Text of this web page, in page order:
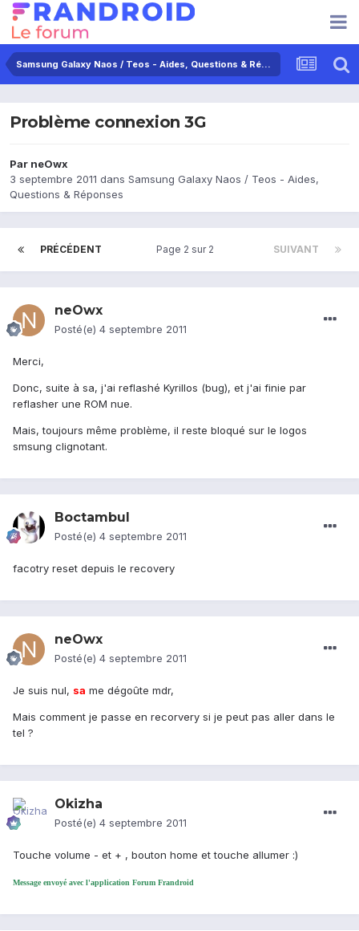
Samsung Galaxy Naos / Teos - Aides, Questions & Réponses
Problème connexion 3G
Par neOwx
3 septembre 2011 dans Samsung Galaxy Naos / Teos - Aides,
Questions & Réponses
PRÉCÉDENT SUIVANT
Page 2 sur 2
neOwx
Posté(e) 4 septembre 2011
Merci,
Donc, suite à sa, j'ai reflashé Kyrillos (bug), et j'ai finie par
reflasher une ROM nue.
Mais, toujours même problème, il reste bloqué sur le logos
smsung clignotant.
Boctambul
Posté(e) 4 septembre 2011
facotry reset depuis le recovery
neOwx
Posté(e) 4 septembre 2011
Je suis nul, sa me dégoûte mdr,
Mais comment je passe en recorvery si je peut pas aller dans le
tel ?
Okizha
Posté(e) 4 septembre 2011
Touche volume - et + , bouton home et touche allumer :)
Message envoyé avec l'application Forum Frandroid